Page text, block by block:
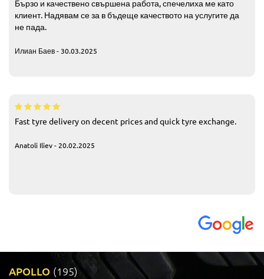
Бързо и качествено свършена работа, спечелиха ме като
клиент. Надявам се за в бъдеще качеството на услугите да
не пада.
Илиан Баев - 30.03.2025
Fast tyre delivery on decent prices and quick tyre exchange.
Anatoli Iliev - 20.02.2025
APOLLO (195)